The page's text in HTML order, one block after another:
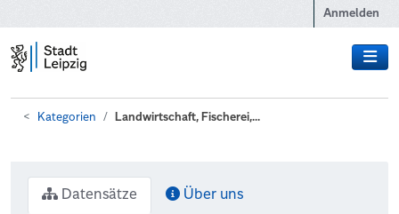
Anmelden
Kategorien Landwirtschaft, Fischerei,...
Datensätze Über uns